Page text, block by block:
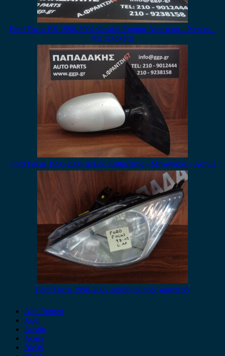
Ford Focus RS 1998-2004 Φανάρι Εμπρός Αριστερό – Xenon –
Με Πλακέτα
Ford Focus 1998-2004 Δεξιός Καθρέπτης – Μηχανικός – Ασημί
Ford Focus 1998-2002 φανάρι εμπρός αριστερό
Alfa Romeo
Audi
Austin
Acura
BMW